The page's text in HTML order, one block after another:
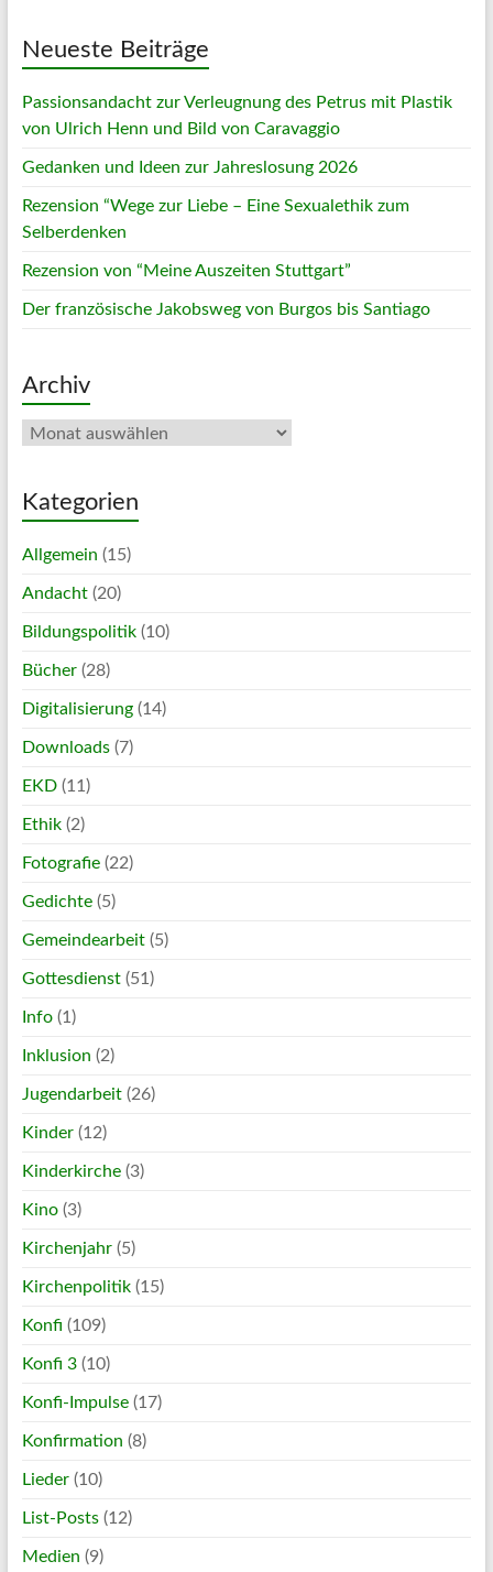
Neueste Beiträge
Passionsandacht zur Verleugnung des Petrus mit Plastik
von Ulrich Henn und Bild von Caravaggio
Gedanken und Ideen zur Jahreslosung 2026
Rezension “Wege zur Liebe – Eine Sexualethik zum
Selberdenken
Rezension von “Meine Auszeiten Stuttgart”
Der französische Jakobsweg von Burgos bis Santiago
Archiv
Archiv
Kategorien
Allgemein (15)
Andacht(20)
Bildungspolitik(10)
Bücher(28)
Digitalisierung(14)
Downloads(7)
EKD(11)
Ethik(2)
Fotografie(22)
Gedichte(5)
Gemeindearbeit(5)
Gottesdienst(51)
Info(1)
Inklusion (2)
Jugendarbeit(26)
Kinder(12)
Kinderkirche(3)
Kino(3)
Kirchenjahr(5)
Kirchenpolitik(15)
Konfi (109)
Konfi 3(10)
Konfi-Impulse(17)
Konfirmation (8)
Lieder(10)
List-Posts(12)
Medien (9)